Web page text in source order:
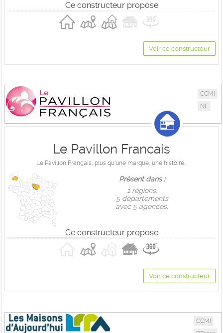
Ce constructeur propose
Voir ce constructeur
CCMI
NF
Le Pavillon Francais
Le Pavillon Français, plus qu'une marque, une histoire...
Présent dans :
1 règions,
5 départements
avec 5 agences.
Ce constructeur propose
Voir ce constructeur
CCMI